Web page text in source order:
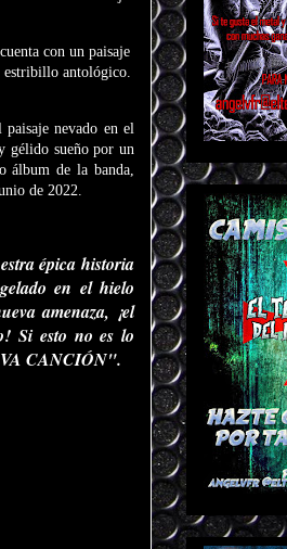
con un paisaje
estribillo antológico.
nevado en el
gélido sueño por un
álbum de la banda,
de 2022.
épica historia
en el hielo
amenaza, ¡el
Si esto no es lo
CANCIÓN".